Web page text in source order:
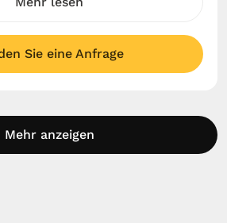
Sie eine Anfrage
Mehr anzeigen